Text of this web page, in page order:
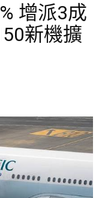
增派3成
新機擴